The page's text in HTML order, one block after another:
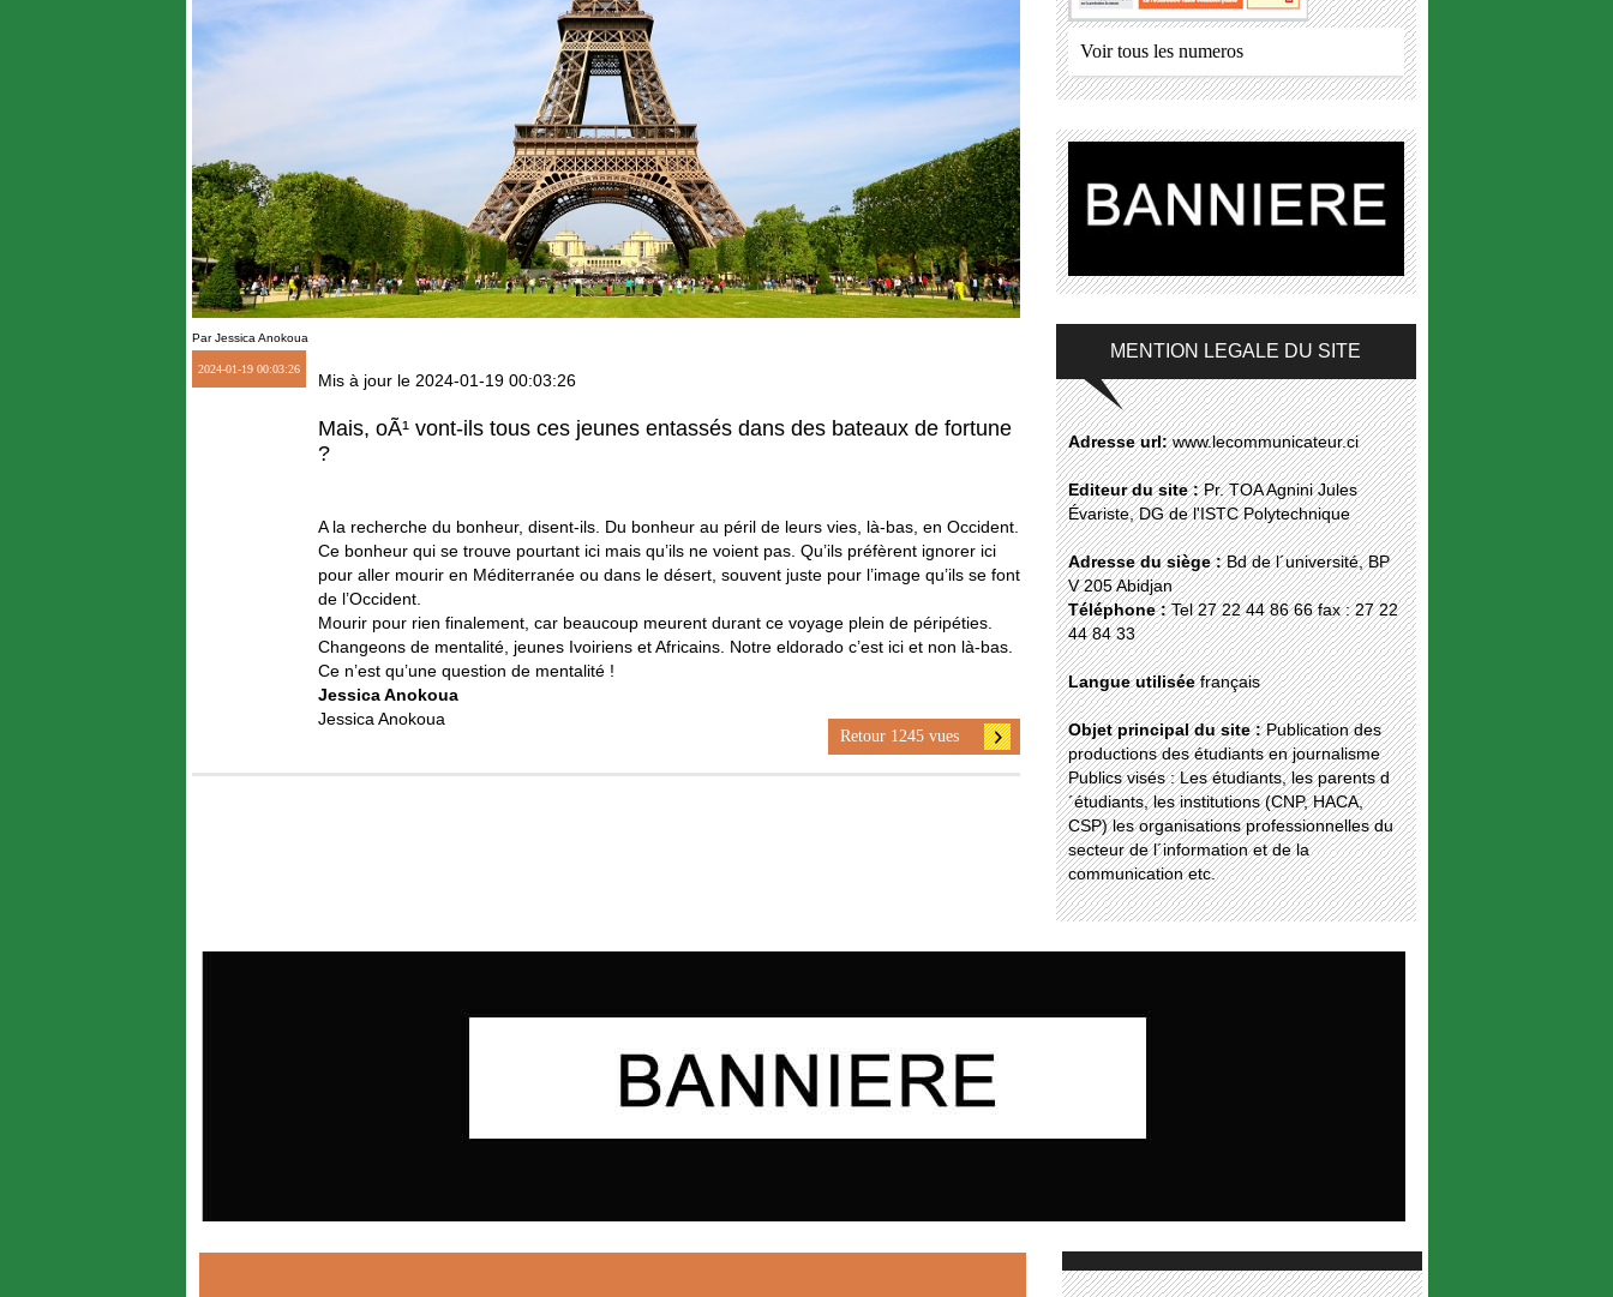
Par Jessica Anokoua
2024-01-19 00:03:26
Mis à jour le 2024-01-19 00:03:26
Mais, oÃ¹ vont-ils tous ces jeunes entassés dans des bateaux de fortune
?
A la recherche du bonheur, disent-ils. Du bonheur au péril de leurs vies, là-bas, en Occident.
Ce bonheur qui se trouve pourtant ici mais qu’ils ne voient pas. Qu’ils préfèrent ignorer ici
pour aller mourir en Méditerranée ou dans le désert, souvent juste pour l’image qu’ils se font
de l’Occident.
Mourir pour rien finalement, car beaucoup meurent durant ce voyage plein de péripéties.
Changeons de mentalité, jeunes Ivoiriens et Africains. Notre eldorado c’est ici et non là-bas.
Ce n’est qu’une question de mentalité !
Jessica Anokoua
Jessica Anokoua
Retour 1245 vues
Voir tous les numeros
MENTION LEGALE DU SITE
Adresse url:www.lecommunicateur.ci
Editeur du site :Pr. TOA Agnini Jules
Évariste, DG de l'ISTC Polytechnique
Adresse du siège :Bd de l´université, BP
V 205 Abidjan
Téléphone :Tel 27 22 44 86 66 fax : 27 22
44 84 33
Langue utiliséefrançais
Objet principal du site :Publication des
productions des étudiants en journalisme
Publics visés : Les étudiants, les parents d
´étudiants, les institutions (CNP, HACA,
CSP) les organisations professionnelles du
secteur de l´information et de la
communication etc.